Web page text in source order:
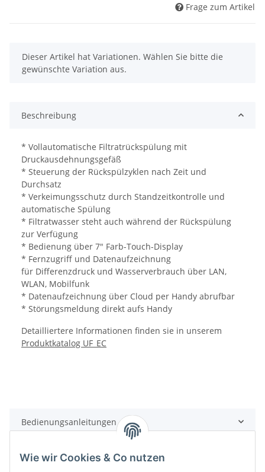
Frage zum Artikel
x
Dieser Artikel hat Variationen. Wählen Sie bitte die
gewünschte Variation aus.
Beschreibung
* Vollautomatische Filtratrückspülung mit
Druckausdehnungsgefäß
* Steuerung der Rückspülzyklen nach Zeit und
Durchsatz
* Verkeimungsschutz durch Standzeitkontrolle und
automatische Spülung
* Filtratwasser steht auch während der Rückspülung
zur Verfügung
* Bedienung über 7" Farb-Touch-Display
* Fernzugriff und Datenaufzeichnung
für Differenzdruck und Wasserverbrauch über LAN,
WLAN, Mobilfunk
* Datenaufzeichnung über Cloud per Handy abrufbar
* Störungsmeldung direkt aufs Handy
Detailliertere Informationen finden sie in unserem
Produktkatalog UF_EC
Bedienungsanleitungen
Wie wir Cookies & Co nutzen